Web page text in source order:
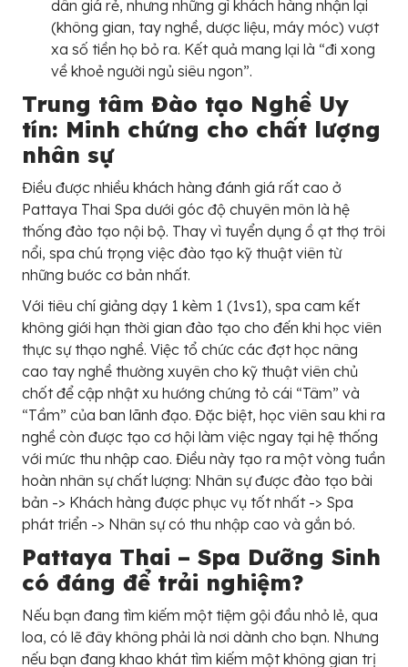
dân giá rẻ, nhưng những gì khách hàng nhận lại
(không gian, tay nghề, dược liệu, máy móc) vượt
xa số tiền họ bỏ ra. Kết quả mang lại là “đi xong
về khoẻ người ngủ siêu ngon”.
Trung tâm Đào tạo Nghề Uy
tín: Minh chứng cho chất lượng
nhân sự
Điều được nhiều khách hàng đánh giá rất cao ở
Pattaya Thai Spa dưới góc độ chuyên môn là hệ
thống đào tạo nội bộ. Thay vì tuyển dụng ồ ạt thợ trôi
nổi, spa chú trọng việc đào tạo kỹ thuật viên từ
những bước cơ bản nhất.
Với tiêu chí giảng dạy 1 kèm 1 (1vs1), spa cam kết
không giới hạn thời gian đào tạo cho đến khi học viên
thực sự thạo nghề. Việc tổ chức các đợt học nâng
cao tay nghề thường xuyên cho kỹ thuật viên chủ
chốt để cập nhật xu hướng chứng tỏ cái “Tâm” và
“Tầm” của ban lãnh đạo. Đặc biệt, học viên sau khi ra
nghề còn được tạo cơ hội làm việc ngay tại hệ thống
với mức thu nhập cao. Điều này tạo ra một vòng tuần
hoàn nhân sự chất lượng: Nhân sự được đào tạo bài
bản -> Khách hàng được phục vụ tốt nhất -> Spa
phát triển -> Nhân sự có thu nhập cao và gắn bó.
Pattaya Thai – Spa Dưỡng Sinh
có đáng để trải nghiệm?
Nếu bạn đang tìm kiếm một tiệm gội đầu nhỏ lẻ, qua
loa, có lẽ đây không phải là nơi dành cho bạn. Nhưng
nếu bạn đang khao khát tìm kiếm một không gian trị